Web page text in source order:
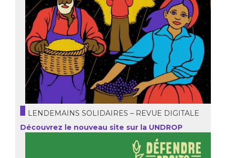
LENDEMAINS SOLIDAIRES – REVUE DIGITALE
Découvrez le nouveau site sur la UNDROP